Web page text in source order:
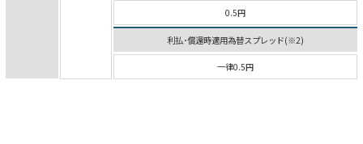
0.5円
利払･償還時適用為替スプレッド(※2)
一律0.5円